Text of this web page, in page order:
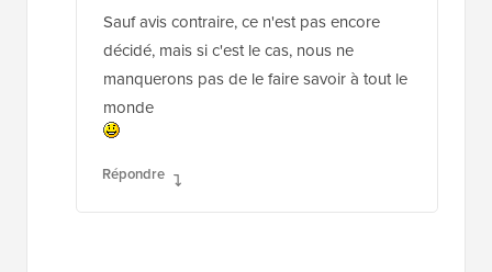
Sauf avis contraire, ce n'est pas encore
décidé, mais si c'est le cas, nous ne
manquerons pas de le faire savoir à tout le
monde
Répondre